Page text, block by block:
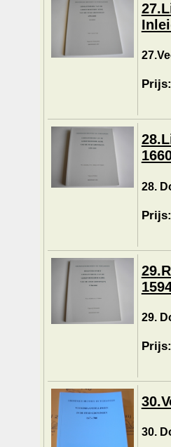
28.
29.
30.